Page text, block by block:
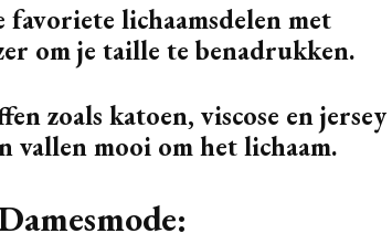
lichaamsdelen met
om je taille te benadrukken.
zoals katoen, viscose en jersey
vallen mooi om het lichaam.